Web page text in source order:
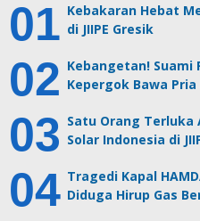
Kebakaran Hebat
di JIIPE Gresik
Kebangetan! Suami
Kepergok Bawa
Satu Orang Terluka
Solar Indonesia di
Tragedi Kapal
Diduga Hirup Gas